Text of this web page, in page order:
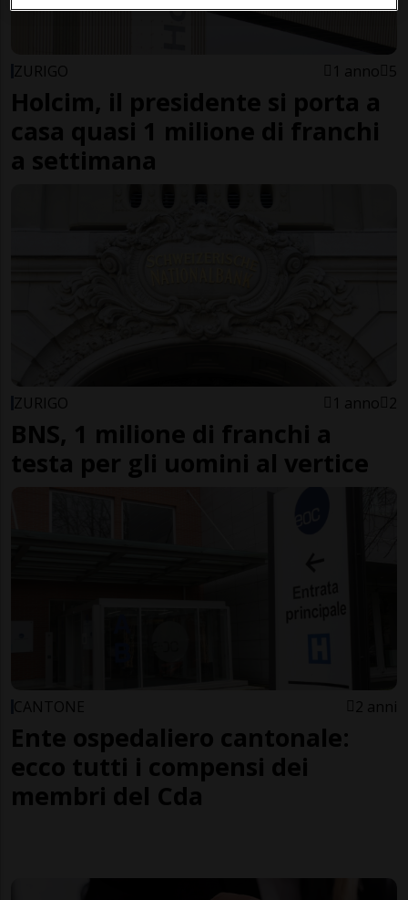
ZURIGO 1 anno 5
Holcim, il presidente si porta a
casa quasi 1 milione di franchi
a settimana
ZURIGO 1 anno 2
BNS, 1 milione di franchi a
testa per gli uomini al vertice
CANTONE 2 anni
Ente ospedaliero cantonale:
ecco tutti i compensi dei
membri del Cda